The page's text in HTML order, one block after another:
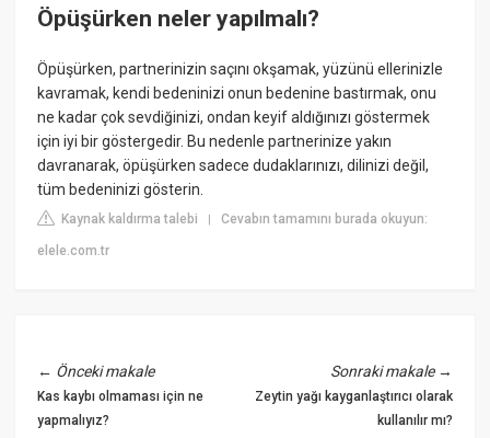
Öpüşürken neler yapılmalı?
Öpüşürken, partnerinizin saçını okşamak, yüzünü ellerinizle
kavramak, kendi bedeninizi onun bedenine bastırmak, onu
ne kadar çok sevdiğinizi, ondan keyif aldığınızı göstermek
için iyi bir göstergedir. Bu nedenle partnerinize yakın
davranarak, öpüşürken sadece dudaklarınızı, dilinizi değil,
tüm bedeninizi gösterin.
Kaynak kaldırma talebi |Cevabın tamamını burada okuyun:
elele.com.tr
← Önceki makale
Kas kaybı olmaması için ne
yapmalıyız?
Sonraki makale→
Zeytin yağı kayganlaştırıcı olarak
kullanılır mı?